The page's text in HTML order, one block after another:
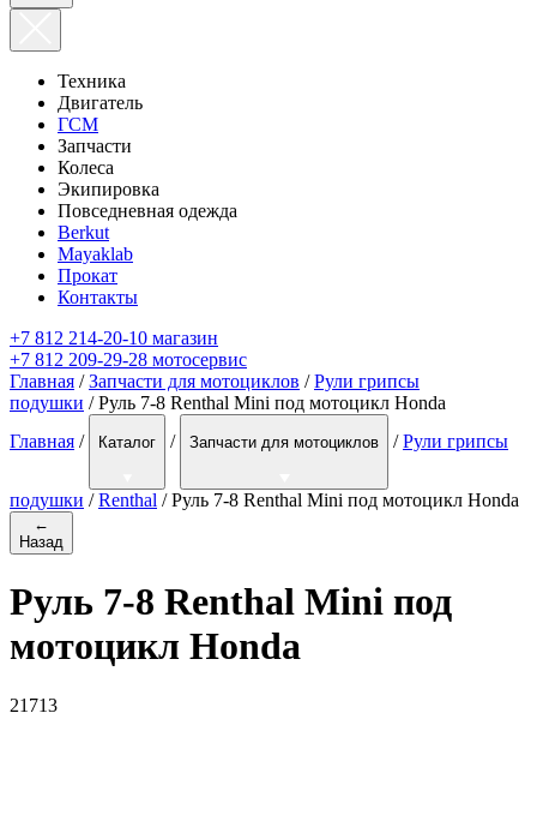
Техника
Двигатель
ГСМ
Запчасти
Колеса
Экипировка
Повседневная одежда
Berkut
Mayaklab
Прокат
Контакты
+7 812 214-20-10 магазин
+7 812 209-29-28 мотосервис
Главная /Запчасти для мотоциклов /Рули грипсы
подушки / Руль 7-8 Renthal Mini под мотоцикл Honda
Главная / Каталог / Запчасти для мотоциклов / Рули грипсы
подушки / Renthal / Руль 7-8 Renthal Mini под мотоцикл Honda
←
Назад
Руль 7-8 Renthal Mini под
мотоцикл Honda
21713